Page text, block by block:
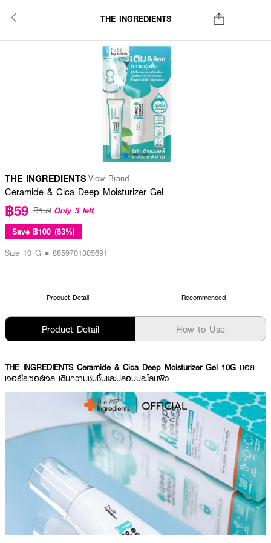
THE INGREDIENTS
THE INGREDIENTS View Brand
Ceramide & Cica Deep Moisturizer Gel
฿59 ฿159 Only 3 left
Save ฿100 (63%)
Size 10 G • 8859701305691
Product Detail Recommended
Product Detail How to Use
THE INGREDIENTS Ceramide & Cica Deep Moisturizer Gel 10G มอย
เจอร์ไรเซอร์เจล เติมความชุ่มชื้นและปลอบประโลมผิว